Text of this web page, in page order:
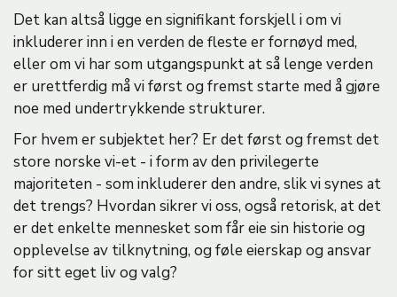
Det kan altså ligge en signifikant forskjell i om vi
inkluderer inn i en verden de fleste er fornøyd med,
eller om vi har som utgangspunkt at så lenge verden
er urettferdig må vi først og fremst starte med å gjøre
noe med undertrykkende strukturer.
For hvem er subjektet her? Er det først og fremst det
store norske vi-et - i form av den privilegerte
majoriteten - som inkluderer den andre, slik vi synes at
det trengs? Hvordan sikrer vi oss, også retorisk, at det
er det enkelte mennesket som får eie sin historie og
opplevelse av tilknytning, og føle eierskap og ansvar
for sitt eget liv og valg?